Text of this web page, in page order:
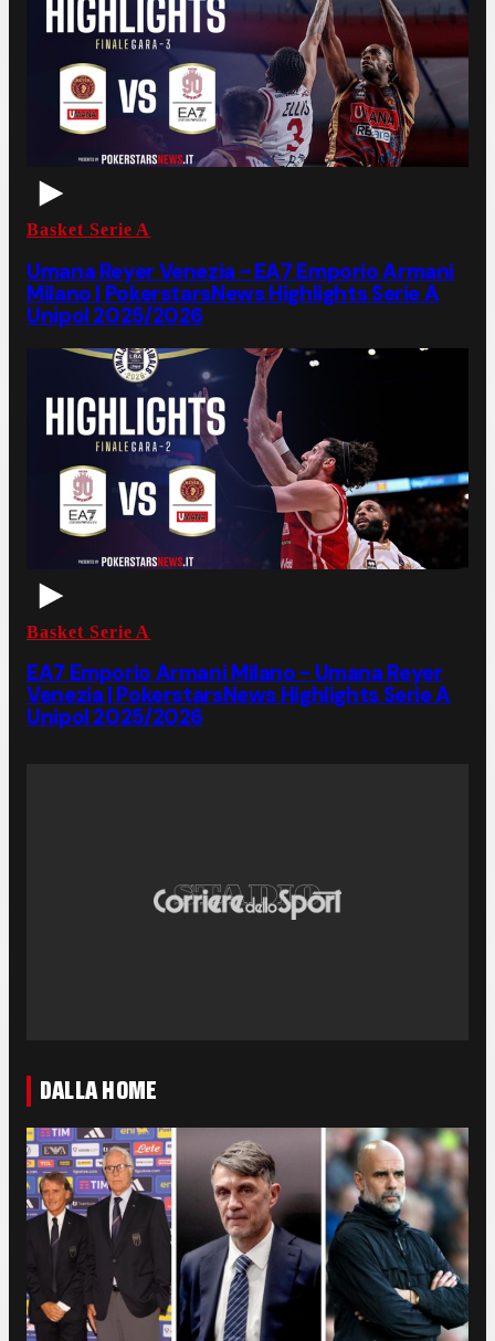
Basket Serie A
Umana Reyer Venezia - EA7 Emporio Armani
Milano | PokerstarsNews Highlights Serie A
Unipol 2025/2026
Basket Serie A
EA7 Emporio Armani Milano - Umana Reyer
Venezia | PokerstarsNews Highlights Serie A
Unipol 2025/2026
DALLA HOME